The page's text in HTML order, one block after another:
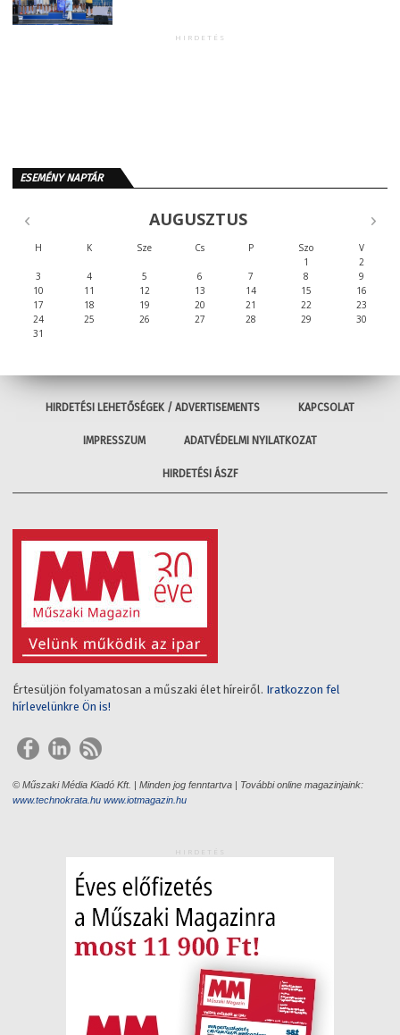
HIRDETÉS
ESEMÉNY NAPTÁR
AUGUSZTUS
H K Sze Cs P Szo
V
1
2
3
4 5 6 7 8
9
10
11 12 13 14 15
16
17
18 19 20 21 22
23
24
25 26 27 28 29
30
31
HIRDETÉSI LEHETŐSÉGEK / ADVERTISEMENTS KAPCSOLAT
IMPRESSZUM ADATVÉDELMI NYILATKOZAT
HIRDETÉSI ÁSZF
Értesüljön folyamatosan a műszaki élet híreiről. Iratkozzon fel
hírlevelünkre Ön is!
© Műszaki Média Kiadó Kft. | Minden jog fenntartva | További online magazinjaink:
www.technokrata.hu www.iotmagazin.hu
HIRDETÉS